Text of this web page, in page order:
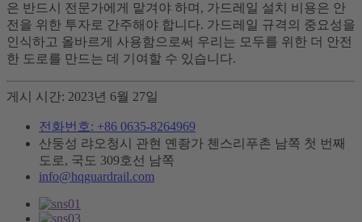
은 반드시 전문가에게 맡겨야 하며, 가드레일 설치 비용은 안
전을 위한 투자로 간주해야 합니다. 가드레일 규격의 중요성을
인식하고 올바르게 사용함으로써 우리는 모두를 위한 더 안전
한 도로를 만드는 데 기여할 수 있습니다.
게시 시간: 2023년 6월 27일
전화번호: +86 0635-8264969
산둥성 랴오청시 관현 옌좡가 첸스리푸촌 남쪽 첫 번째
도로, 국도 309호선 남쪽
info@hqguardrail.com